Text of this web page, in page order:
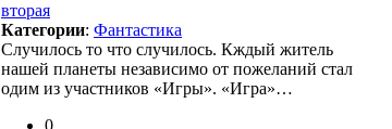
Категории: Фантастика
Случилось то что случилось. Кждый житель
нашей планеты независимо от пожеланий стал
одим из участников «Игры». «Игра»…
0